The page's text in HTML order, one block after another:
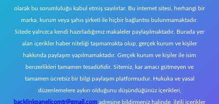
olarak bu sorumluluğu kabul etmiş sayılırlar. Bu internet sitesi, herhangi bir
marka, kurum veya şahıs şirketi ile hiçbir bağlantısı bulunmamaktadır.
Sitede yalnızca kendi hazırladığımız makaleler paylaşılmaktadır. Burada yer
alan içerikler haber niteliği taşımamakta olup, gerçek kurum ve kişiler
hakkında paylaşım yapılmamaktadır. Gerçek kurum ve kişiler ile isim
benzerlikleri tamamen tesadüfidir. Sitemiz, kar amacı gütmeyen ve
tamamen ücretsiz bir bilgi paylaşım platformudur. Hukuka ve yasal
düzenlemelere aykırı olduğunu düşündüğünüz içerikleri,
backlinkpanelicomtr@gmail.com adresine bildirmeniz halinde, ilgili içerikler